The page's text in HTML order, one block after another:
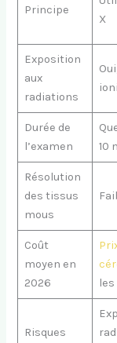
Principe
X
Exposition
aux
radiations
Durée de
l’examen
10
Résolution
des tissus
mous
Coût
moyen en
2026
Risques